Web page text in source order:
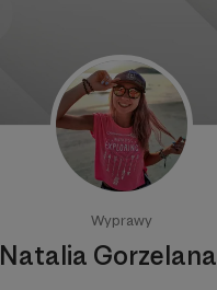
Wyprawy
Natalia Gorzelana